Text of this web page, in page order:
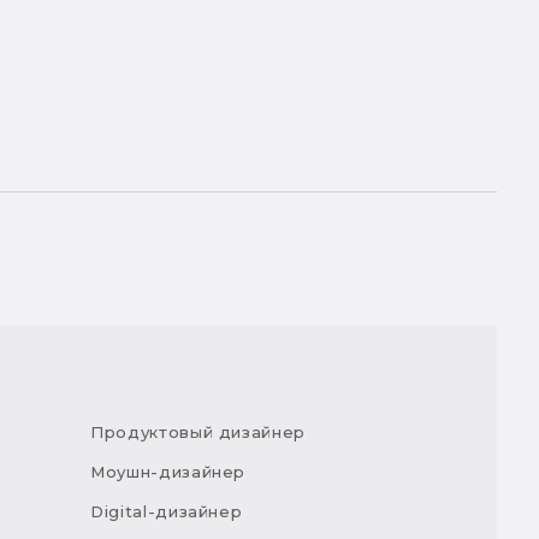
Продуктовый дизайнер
Моушн-дизайнер
Digital-дизайнер